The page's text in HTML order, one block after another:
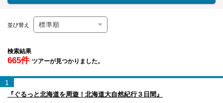
並び替え
検索結果
665件 ツアーが見つかりました。
1
『ぐるっと北海道を周遊！北海道大自然紀行３日間』